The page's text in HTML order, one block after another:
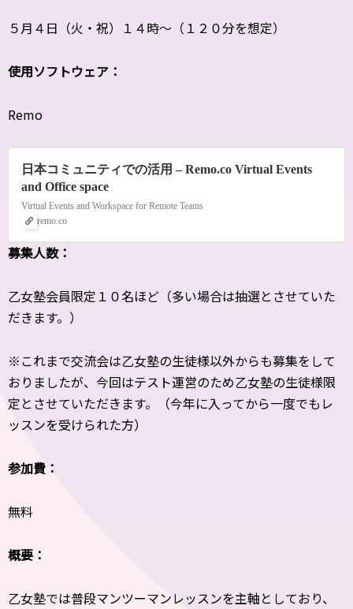
５月４日（火・祝）１４時～（１２０分を想定）
使用ソフトウェア：
Remo
日本コミュニティでの活用 – Remo.co Virtual Events
and Office space
Virtual Events and Workspace for Remote Teams
remo.co
募集人数：
乙女塾会員限定１０名ほど（多い場合は抽選とさせていた
だきます。）
※これまで交流会は乙女塾の生徒様以外からも募集をして
おりましたが、今回はテスト運営のため乙女塾の生徒様限
定とさせていただきます。（今年に入ってから一度でもレ
ッスンを受けられた方）
参加費：
無料
概要：
乙女塾では普段マンツーマンレッスンを主軸としており、